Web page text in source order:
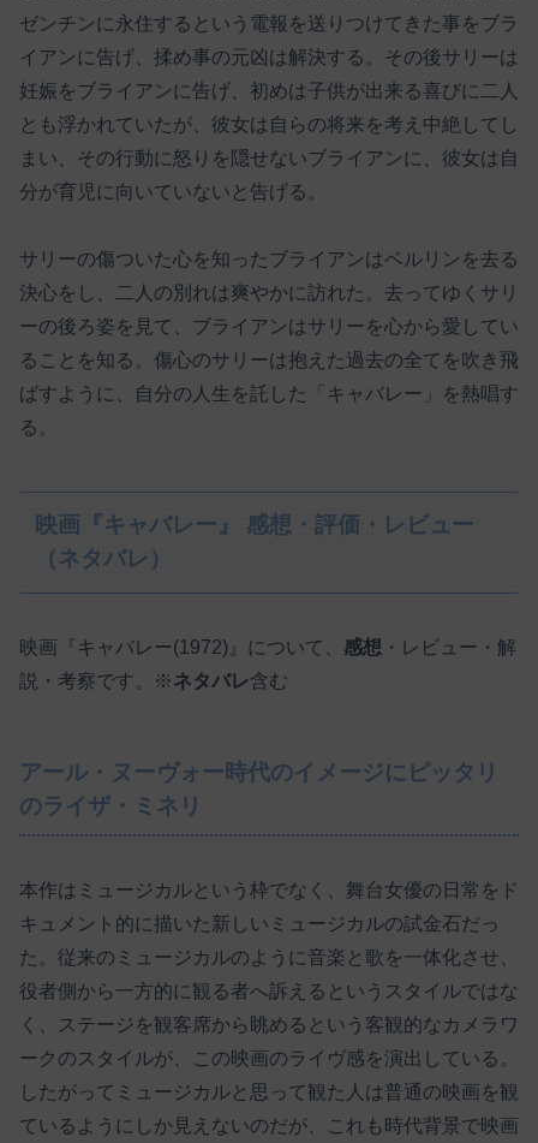
ゼンチンに永住するという電報を送りつけてきた事をブラ
イアンに告げ、揉め事の元凶は解決する。その後サリーは
妊娠をブライアンに告げ、初めは子供が出来る喜びに二人
とも浮かれていたが、彼女は自らの将来を考え中絶してし
まい、その行動に怒りを隠せないブライアンに、彼女は自
分が育児に向いていないと告げる。
サリーの傷ついた心を知ったブライアンはベルリンを去る
決心をし、二人の別れは爽やかに訪れた。去ってゆくサリ
ーの後ろ姿を見て、ブライアンはサリーを心から愛してい
ることを知る。傷心のサリーは抱えた過去の全てを吹き飛
ばすように、自分の人生を託した「キャバレー」を熱唱す
る。
映画『キャバレー』 感想・評価・レビュー
（ネタバレ）
映画『キャバレー(1972)』について、 感想 ・レビュー・解
説・考察です。※ネタバレ含む
アール・ヌーヴォー時代のイメージにピッタリ
のライザ・ミネリ
本作はミュージカルという枠でなく、舞台女優の日常をド
キュメント的に描いた新しいミュージカルの試金石だっ
た。従来のミュージカルのように音楽と歌を一体化させ、
役者側から一方的に観る者へ訴えるというスタイルではな
く、ステージを観客席から眺めるという客観的なカメラワ
ークのスタイルが、この映画のライヴ感を演出している。
したがってミュージカルと思って観た人は普通の映画を観
ているようにしか見えないのだが、これも時代背景で映画